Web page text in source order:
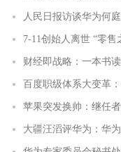
人民日报访谈华为何
7-11创始人离世 “零售
财经即战略：一本书
百度职级体系大变革
苹果突发换帅：继任
大疆汪滔评华为：华